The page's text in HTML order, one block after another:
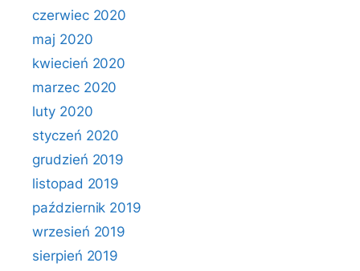
czerwiec 2020
maj 2020
kwiecień 2020
marzec 2020
luty 2020
styczeń 2020
grudzień 2019
listopad 2019
październik 2019
wrzesień 2019
sierpień 2019